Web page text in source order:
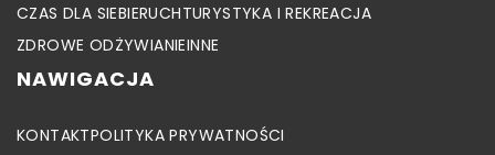
CZAS DLA SIEBIERUCHTURYSTYKA I REKREACJA
ZDROWE ODŻYWIANIEINNE
NAWIGACJA
KONTAKTPOLITYKA PRYWATNOŚCI